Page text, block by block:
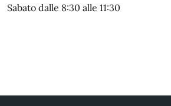
Sabato dalle 8:30 alle 11:30